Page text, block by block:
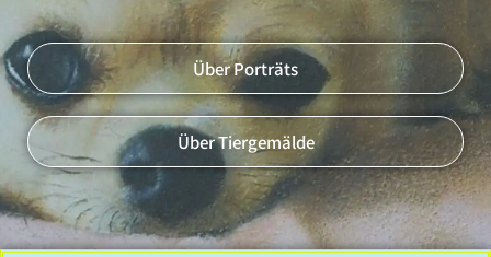
Über Porträts
Über Tiergemälde